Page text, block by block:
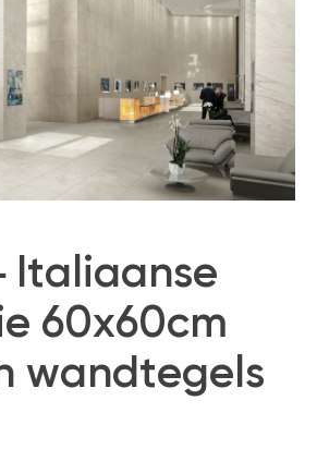
Italiaanse
60x60cm
wandtegels